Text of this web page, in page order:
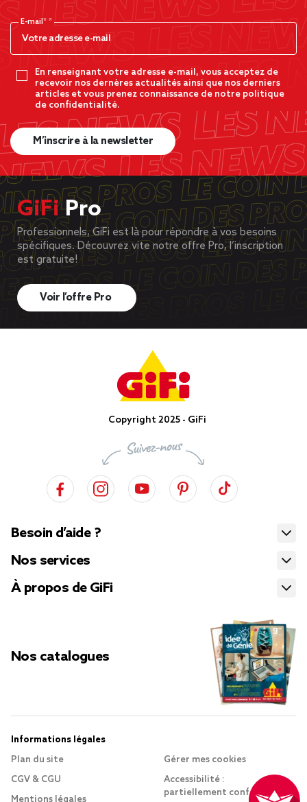
E-mail*
En renseignant votre adresse e-mail, vous acceptez de
recevoir nos dernères actualités ainsi que nos derniers
articles et vous prenez connaissance de notre politique
de confidentialité.
M’inscrire à la newsletter
GiFiPro
Professionnels, GiFi est là pour répondre à vos besoins
spécifiques. Découvrez vite notre offre Pro, l’inscription
est gratuite!
Voir l’offre Pro
Copyright 2025 - GiFi
Besoin d’aide ?
Nos services
À propos de GiFi
Nos catalogues
Informations légales
Plan du site
CGV & CGU
Mentions légales
Gérer mes cookies
Accessibilité :
partiellement conforme